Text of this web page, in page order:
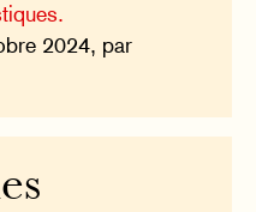
2024, par